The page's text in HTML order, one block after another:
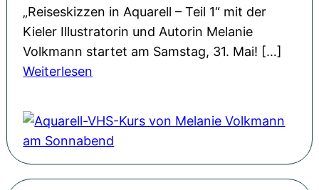
d
a
y
,
a
y
a
s
i
r
a
t
„Reiseskizzen in Aquarell – Teil 1“ mit der
Kieler Illustratorin und Autorin Melanie
Volkmann startet am Samstag, 31. Mai! […]
Weiterlesen
u
a
r